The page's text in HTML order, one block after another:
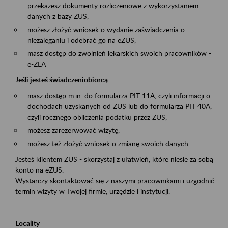
przekażesz dokumenty rozliczeniowe z wykorzystaniem
danych z bazy ZUS,
możesz złożyć wniosek o wydanie zaświadczenia o
niezaleganiu i odebrać go na eZUS,
masz dostęp do zwolnień lekarskich swoich pracowników -
e-ZLA
Jeśli jesteś świadczeniobiorcą
masz dostęp m.in. do formularza PIT 11A, czyli informacji o
dochodach uzyskanych od ZUS lub do formularza PIT 40A,
czyli rocznego obliczenia podatku przez ZUS,
możesz zarezerwować wizytę,
możesz też złożyć wniosek o zmianę swoich danych.
Jesteś klientem ZUS - skorzystaj z ułatwień, które niesie za sobą
konto na eZUS.
Wystarczy skontaktować się z naszymi pracownikami i uzgodnić
termin wizyty w Twojej firmie, urzędzie i instytucji.
Locality